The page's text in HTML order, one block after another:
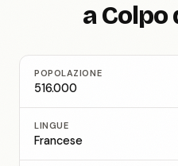
a Colpo
POPOLAZIONE
516.000
LINGUE
Francese